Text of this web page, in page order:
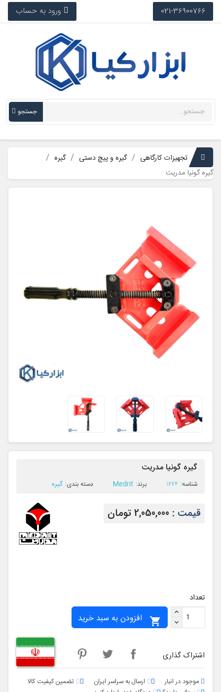
021-36900766 ورود به حساب
جستجو
تجهیزات کارگاهی گیره و پیچ دستی
گیره
گیره گونیا مدریت
گیره گونیا مدریت
ﺷﻨﺎﺳﻪ: 1674 ﺑﺮﻧﺪ: Medrit ﺩﺳﺘﻪ ﺑﻨﺪی: گیره
قیمت : 2,050,000 تومان
تعداد

اشتراک گذاری
موجود در انبار ارسال به سراسر ایران
تضمین کیفیت کالا